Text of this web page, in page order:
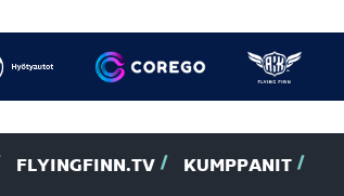
FLYINGFINN.TV
KUMPPANIT